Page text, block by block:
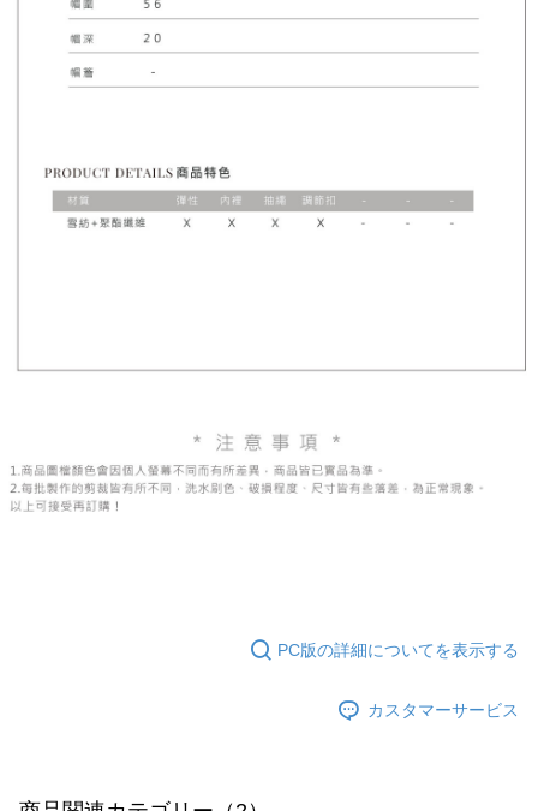
PC版の詳細についてを表示する
カスタマーサービス